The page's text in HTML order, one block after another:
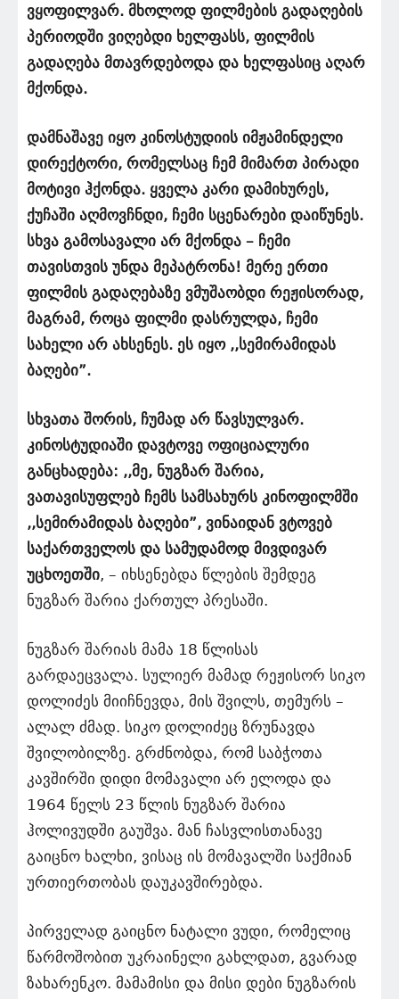
ვყოფილვარ. მხოლოდ ფილმების გადაღების
პერიოდში ვიღებდი ხელფასს, ფილმის
გადაღება მთავრდებოდა და ხელფასიც აღარ
მქონდა.
დამნაშავე იყო კინოსტუდიის იმჟამინდელი
დირექტორი, რომელსაც ჩემ მიმართ პირადი
მოტივი ჰქონდა. ყველა კარი დამიხურეს,
ქუჩაში აღმოვჩნდი, ჩემი სცენარები დაიწუნეს.
სხვა გამოსავალი არ მქონდა – ჩემი
თავისთვის უნდა მეპატრონა! მერე ერთი
ფილმის გადაღებაზე ვმუშაობდი რეჟისორად,
მაგრამ, როცა ფილმი დასრულდა, ჩემი
სახელი არ ახსენეს. ეს იყო ,,სემირამიდას
ბაღები”.
სხვათა შორის, ჩუმად არ წავსულვარ.
კინოსტუდიაში დავტოვე ოფიციალური
განცხადება: ,,მე, ნუგზარ შარია,
ვათავისუფლებ ჩემს სამსახურს კინოფილმში
,,სემირამიდას ბაღები”, ვინაიდან ვტოვებ
საქართველოს და სამუდამოდ მივდივარ
უცხოეთში, – იხსენებდა წლების შემდეგ
ნუგზარ შარია ქართულ პრესაში.
ნუგზარ შარიას მამა 18 წლისას
გარდაეცვალა. სულიერ მამად რეჟისორ სიკო
დოლიძეს მიიჩნევდა, მის შვილს, თემურს –
ალალ ძმად. სიკო დოლიძეც ზრუნავდა
შვილობილზე. გრძნობდა, რომ საბჭოთა
კავშირში დიდი მომავალი არ ელოდა და
1964 წელს 23 წლის ნუგზარ შარია
ჰოლივუდში გაუშვა. მან ჩასვლისთანავე
გაიცნო ხალხი, ვისაც ის მომავალში საქმიან
ურთიერთობას დაუკავშირებდა.
პირველად გაიცნო ნატალი ვუდი, რომელიც
წარმოშობით უკრაინელი გახლდათ, გვარად
ზახარენკო. მამამისი და მისი დები ნუგზარის